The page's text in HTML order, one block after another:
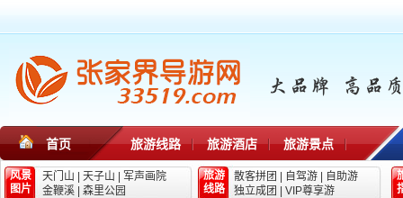
首页 旅游线路 旅游酒店 旅游景点
风景
图片
天门山 天子山
军声画院
金鞭溪
森里公园
旅游
线路
散客拼团 自驾游
自助游
独立成团
VIP尊享游